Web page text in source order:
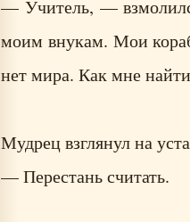
— Учитель, —
моим внукам. Мои
нет мира. Как мне
Мудрец взглянул на
— Перестань считать.